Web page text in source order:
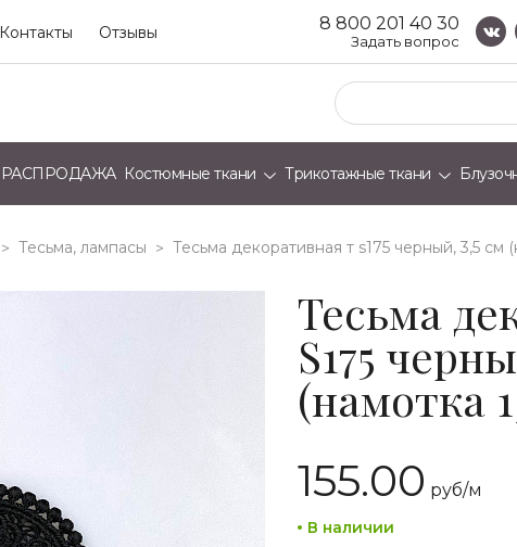
Контакты Отзывы 8 800 201 40 30
Задать вопрос
РАСПРОДАЖА Костюмные ткани Трикотажные ткани
> Тесьма, лампасы > тесьма декоративная т s175 черный, 3,5 см
Тесьма
S175
(намотка
155.00 руб/м
В наличии